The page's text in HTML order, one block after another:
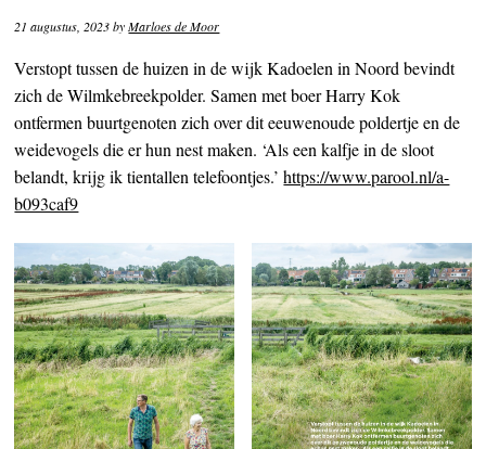
21 augustus, 2023byMarloes de Moor
Verstopt tussen de huizen in de wijk Kadoelen in Noord bevindt
zich de Wilmkebreekpolder. Samen met boer Harry Kok
ontfermen buurtgenoten zich over dit eeuwenoude poldertje en de
weidevogels die er hun nest maken. ‘Als een kalfje in de sloot
belandt, krijg ik tientallen telefoontjes.’https://www.parool.nl/a-
b093caf9